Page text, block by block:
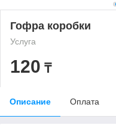
Гофра коробки
Услуга
120 ₸
Описание Оплата